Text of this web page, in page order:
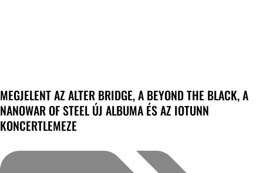
MEGJELENT AZ ALTER BRIDGE, A BEYOND THE BLACK, A
NANOWAR OF STEEL ÚJ ALBUMA ÉS AZ IOTUNN
KONCERTLEMEZE